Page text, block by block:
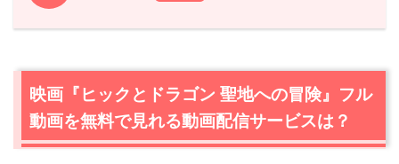
1.映画『ヒックとドラゴン 聖地への冒険』フル動画を無料
NEXTが一番おすすめ
1.2映画『ヒックとドラゴン 聖地への冒険』を動画配信＆
宅配レンタルで楽しめるTSUTAYA TVもおすすめ
映画『ヒックとドラゴン 聖地への冒険』フル
動画を無料で見れる動画配信サービスは？